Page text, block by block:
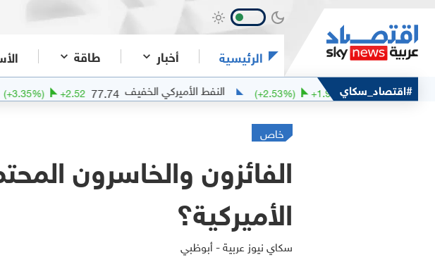
الرئيسية أخبار طاقة
#اقتصاد_سكاي
+1.97
(+2.53%) النفط الأميركي الخفيف 77.74
+2.52
(+3.35%) الفضة
خاص
الفائزون والخاسرون
الأميركية؟
سكاي نيوز عربية - أبوظبي